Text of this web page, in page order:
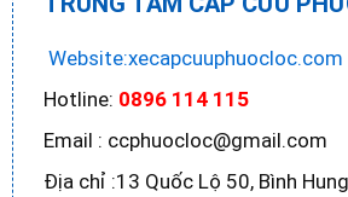
Website:xecapcuuphuocloc.com
Hotline: 0896 114 115
Email : ccphuocloc@gmail.com
Địa chỉ :13 Quốc Lộ 50, Bình